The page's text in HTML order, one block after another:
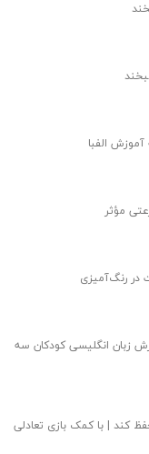
الفبا
مؤثر
در رنگ‌آمیزی
زبان انگلیسی کودکان سه
کند | با کمک بازی تعادلی